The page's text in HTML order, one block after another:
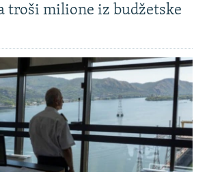
troši milione iz budžetske